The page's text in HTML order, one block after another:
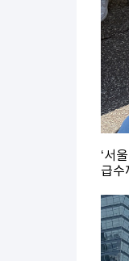
‘서
급수